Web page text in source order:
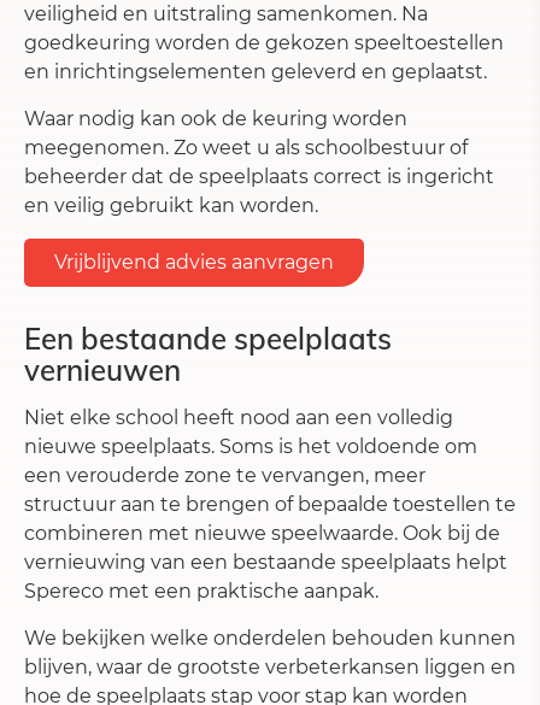
veiligheid en uitstraling samenkomen. Na
goedkeuring worden de gekozen speeltoestellen
en inrichtingselementen geleverd en geplaatst.
Waar nodig kan ook de keuring worden
meegenomen. Zo weet u als schoolbestuur of
beheerder dat de speelplaats correct is ingericht
en veilig gebruikt kan worden.
Vrijblijvend advies aanvragen
Een bestaande speelplaats
vernieuwen
Niet elke school heeft nood aan een volledig
nieuwe speelplaats. Soms is het voldoende om
een verouderde zone te vervangen, meer
structuur aan te brengen of bepaalde toestellen te
combineren met nieuwe speelwaarde. Ook bij de
vernieuwing van een bestaande speelplaats helpt
Spereco met een praktische aanpak.
We bekijken welke onderdelen behouden kunnen
blijven, waar de grootste verbeterkansen liggen en
hoe de speelplaats stap voor stap kan worden